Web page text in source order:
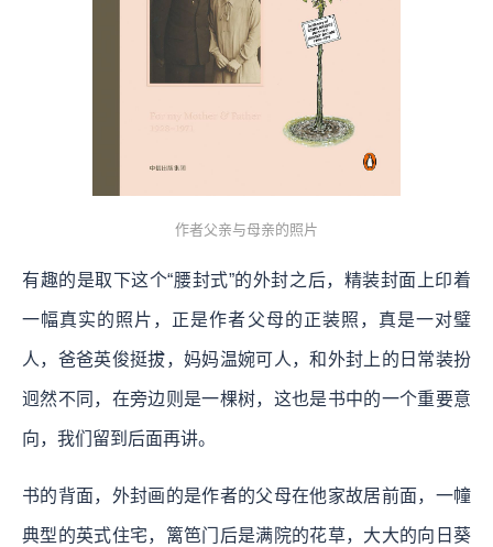
作者父亲与母亲的照片
有趣的是取下这个“腰封式”的外封之后，精装封面上印着
一幅真实的照片，正是作者父母的正装照，真是一对璧
人，爸爸英俊挺拔，妈妈温婉可人，和外封上的日常装扮
迥然不同，在旁边则是一棵树，这也是书中的一个重要意
向，我们留到后面再讲。
书的背面，外封画的是作者的父母在他家故居前面，一幢
典型的英式住宅，篱笆门后是满院的花草，大大的向日葵